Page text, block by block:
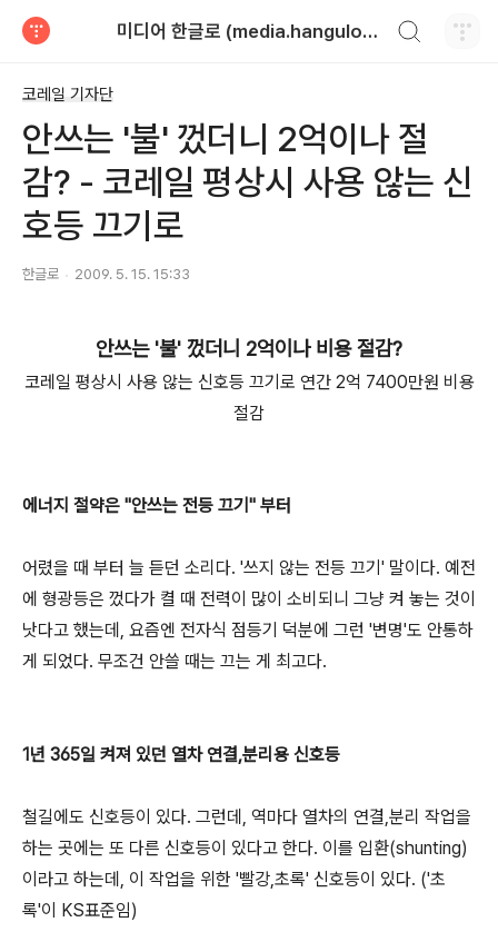
미디어 한글로 (media.hangulo.net)
코레일 기자단
안쓰는 '불' 껐더니 2억이나 절
감? - 코레일 평상시 사용 않는 신
호등 끄기로
한글로 2009. 5. 15. 15:33
안쓰는 '불' 껐더니 2억이나 비용 절감?
코레일 평상시 사용 않는 신호등 끄기로 연간 2억 7400만원 비용
절감
에너지 절약은 "안쓰는 전등 끄기" 부터
어렸을 때 부터 늘 듣던 소리다. '쓰지 않는 전등 끄기' 말이다. 예전
에 형광등은 껐다가 켤 때 전력이 많이 소비되니 그냥 켜 놓는 것이
낫다고 했는데, 요즘엔 전자식 점등기 덕분에 그런 '변명'도 안통하
게 되었다. 무조건 안쓸 때는 끄는 게 최고다.
1년 365일 켜져 있던 열차 연결,분리용 신호등
철길에도 신호등이 있다. 그런데, 역마다 열차의 연결,분리 작업을
하는 곳에는 또 다른 신호등이 있다고 한다. 이를 입환(shunting)
이라고 하는데, 이 작업을 위한 '빨강,초록' 신호등이 있다. ('초
록'이 KS표준임)